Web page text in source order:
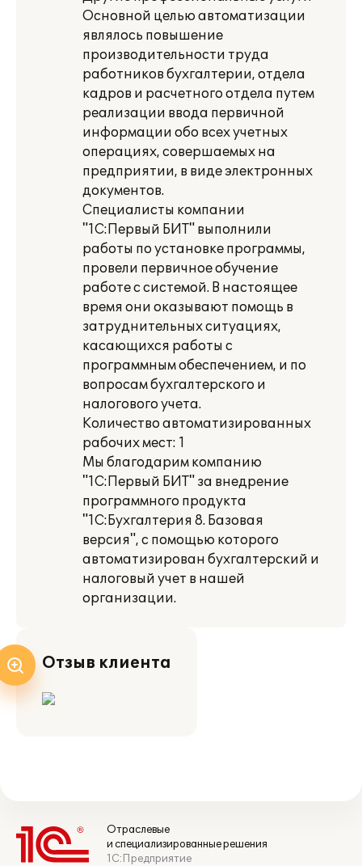
Основной целью автоматизации
являлось повышение
производительности труда
работников бухгалтерии, отдела
кадров и расчетного отдела путем
реализации ввода первичной
информации обо всех учетных
операциях, совершаемых на
предприятии, в виде электронных
документов.
Специалисты компании
"1С:Первый БИТ" выполнили
работы по установке программы,
провели первичное обучение
работе с системой. В настоящее
время они оказывают помощь в
затруднительных ситуациях,
касающихся работы с
программным обеспечением, и по
вопросам бухгалтерского и
налогового учета.
Количество автоматизированных
рабочих мест: 1
Мы благодарим компанию
"1С:Первый БИТ" за внедрение
программного продукта
"1С:Бухгалтерия 8. Базовая
версия", с помощью которого
автоматизирован бухгалтерский и
налоговый учет в нашей
организации.
Отзыв клиента
Отраслевые
и специализированные решения
1С:Предприятие